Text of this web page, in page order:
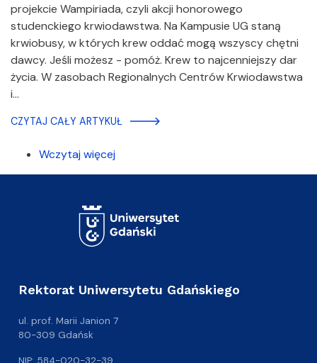
projekcie Wampiriada, czyli akcji honorowego
studenckiego krwiodawstwa. Na Kampusie UG staną
krwiobusy, w których krew oddać mogą wszyscy chętni
dawcy. Jeśli możesz - pomóż. Krew to najcenniejszy dar
życia. W zasobach Regionalnych Centrów Krwiodawstwa
i…
CZYTAJ CAŁY ARTYKUŁ
Wczytaj więcej
Rektorat Uniwersytetu Gdańskiego
ul. prof. Marii Janion 7
80-309 Gdańsk